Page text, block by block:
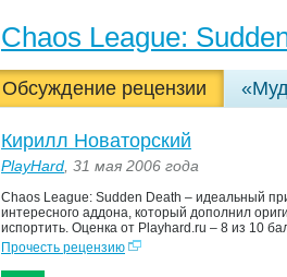
Chaos League:
Обсуждение рецензии
Кирилл Новаторский
PlayHard , 31 мая 2006 года
Chaos League: Sudden Death – идеальный
интересного аддона, который дополнил
испортить. Оценка от Playhard.ru – 8 из 10
Прочесть рецензию